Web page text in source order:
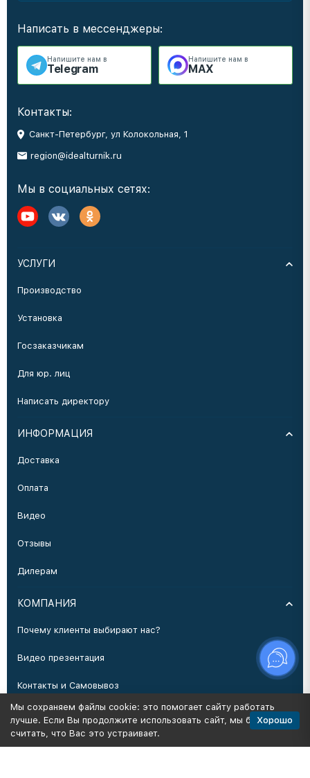
Написать в мессенджеры:
Напишите нам в
Telegram
Напишите нам в
MAX
Контакты:
Санкт-Петербург, ул Колокольная, 1
region@idealturnik.ru
Мы в социальных сетях:
УСЛУГИ
Производство
Установка
Госзаказчикам
Для юр. лиц
Написать директору
ИНФОРМАЦИЯ
Доставка
Оплата
Видео
Отзывы
Дилерам
КОМПАНИЯ
Почему клиенты выбирают нас?
Видео презентация
Контакты и Самовывоз
Производство
Мы сохраняем файлы cookie: это помогает сайту работать
лучше. Если Вы продолжите использовать сайт, мы будем
считать, что Вас это устраивает.
Хорошо